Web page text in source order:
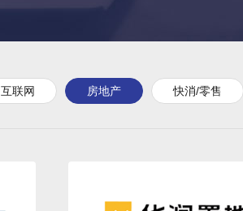
互联网 房地产 快消/零售